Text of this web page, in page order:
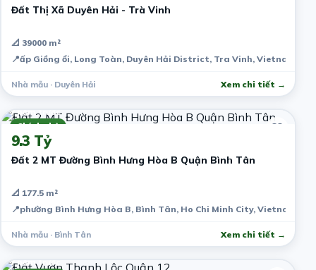
Đất Thị Xã Duyên Hải - Trà Vinh
📐 39000 m²
📍ấp Giồng ổi, Long Toàn, Duyên Hải District, Tra Vinh, Vietnam
Nhà mẫu · Duyên Hải Xem chi tiết →
Chính chủ
7 năm trước
9.3 Tỷ
Đất 2 MT Đường Bình Hưng Hòa B Quận Bình Tân
📐 177.5 m²
📍phường Bình Hưng Hòa B, Bình Tân, Ho Chi Minh City, Vietnam
Nhà mẫu · Bình Tân Xem chi tiết →
7 năm trước